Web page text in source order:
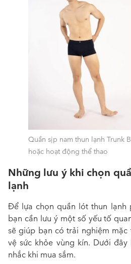
Quần sịp nam thun lạnh Trunk
hoặc hoạt động thể thao
Những lưu ý khi chọn
lạnh
Để lựa chọn quần lót thun lạnh
bạn cần lưu ý một số yếu tố
sẽ giúp bạn có trải nghiệm
vệ sức khỏe vùng kín. Dưới
nhắc khi mua sắm.